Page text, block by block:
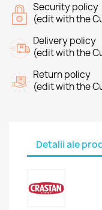
Security policy
(edit with the
Delivery policy
(edit with the
Return policy
(edit with the
Detalii ale